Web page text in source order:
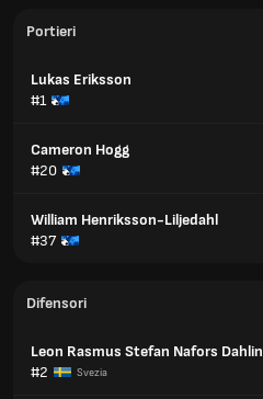
Portieri
Lukas Eriksson
#1
Cameron Hogg
#20
William Henriksson-Liljedahl
#37
Difensori
Leon Rasmus Stefan Nafors Dahlin
#2
Svezia